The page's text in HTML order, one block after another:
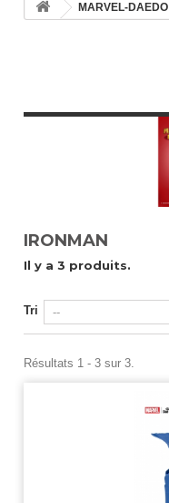
MARVEL-DAEDO
IRONMAN
Il y a 3 produits.
Tri
Résultats 1 - 3 sur 3.